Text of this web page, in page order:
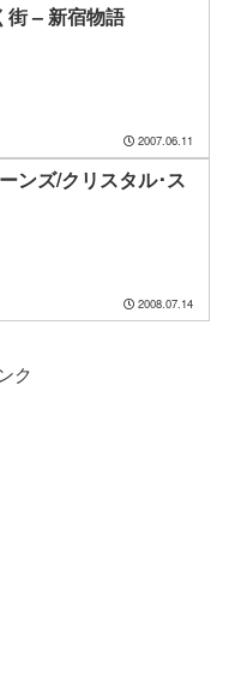
街 – 新宿物語
2007.06.11
ンズ/クリスタル･ス
2008.07.14
ク